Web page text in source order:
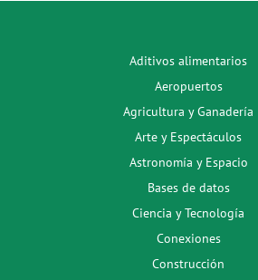
Aditivos alimentarios
Aeropuertos
Agricultura y Ganadería
Arte y Espectáculos
Astronomía y Espacio
Bases de datos
Ciencia y Tecnología
Conexiones
Construcción